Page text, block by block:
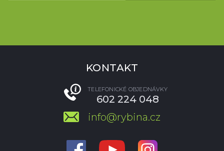
KONTAKT
TELEFONICKÉ OBJEDNÁVKY
602 224 048
info@rybina.cz